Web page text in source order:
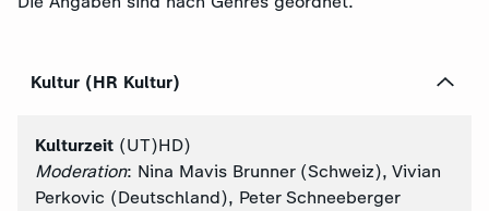
Kultur (HR Kultur)
Kulturzeit (UT)HD)
Moderation: Nina Mavis Brunner (Schweiz), Vivian
Perkovic (Deutschland), Peter Schneeberger